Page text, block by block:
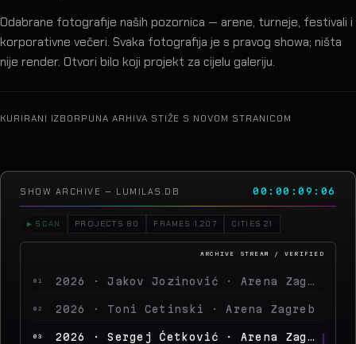
Odabrane fotografije naših pozornica — arene, turneje, festivali i
korporativne večeri. Svaka fotografija je s pravog showa; ništa
nije render. Otvori bilo koji projekt za cijelu galeriju.
KURIRANI IZBORPUNA ARHIVA STIŽE S NOVOM STRANICOM
SHOW ARCHIVE — LUMILAS.DB 00:00:11:07
▶ SCAN PROJECTS 80 FRAMES 1.207 CITIES 21
01 2026 · Jakov Jozinović · Arena Zagreb
02 2026 · Toni Cetinski · Arena Zagreb
03 2026 · Sergej Ćetković · Arena Zagreb